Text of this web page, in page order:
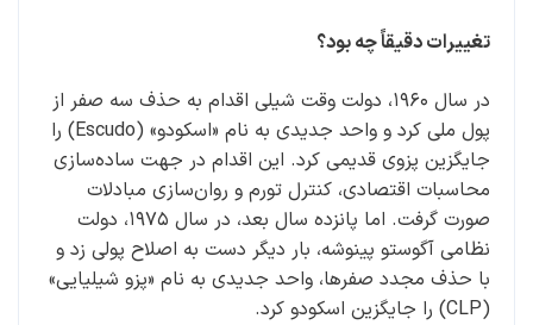
تغییرات دقیقاً چه بود؟
در سال ۱۹۶۰، دولت وقت شیلی اقدام به حذف سه صفر از
پول ملی کرد و واحد جدیدی به نام «اسکودو» (Escudo) را
جایگزین پزوی قدیمی کرد. این اقدام در جهت ساده‌سازی
محاسبات اقتصادی، کنترل تورم و روان‌سازی مبادلات
صورت گرفت. اما پانزده سال بعد، در سال ۱۹۷۵، دولت
نظامی آگوستو پینوشه، بار دیگر دست به اصلاح پولی زد و
با حذف مجدد صفرها، واحد جدیدی به نام «پزو شیلیایی»
(CLP) را جایگزین اسکودو کرد.